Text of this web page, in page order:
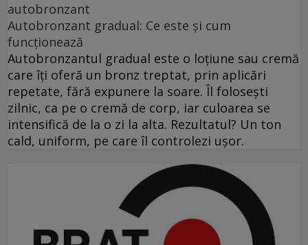
autobronzant
Autobronzant gradual: Ce este și cum
funcționează
Autobronzantul gradual este o loțiune sau cremă
care îți oferă un bronz treptat, prin aplicări
repetate, fără expunere la soare. Îl folosești
zilnic, ca pe o cremă de corp, iar culoarea se
intensifică de la o zi la alta. Rezultatul? Un ton
cald, uniform, pe care îl controlezi ușor.